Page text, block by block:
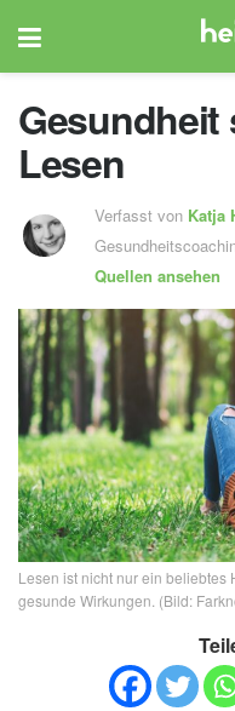
Gesundheit
Lesen
Verfasst von Katja
Quellen ansehen
Lesen ist nicht nur ein beliebtes
gesunde Wirkungen. (Bild: